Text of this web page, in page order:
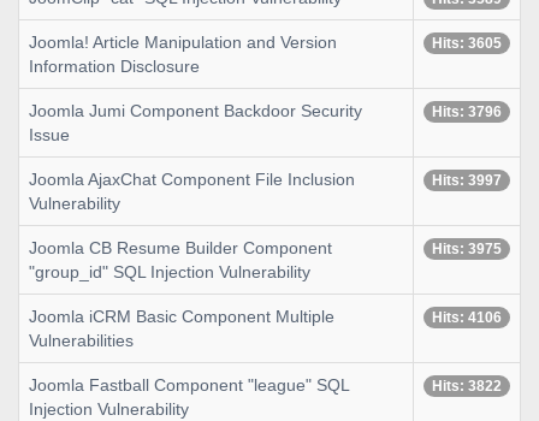
Joomla! Article Manipulation and Version
Information Disclosure
Hits: 3605
Joomla Jumi Component Backdoor Security
Issue
Hits: 3796
Joomla AjaxChat Component File Inclusion
Vulnerability
Hits: 3997
Joomla CB Resume Builder Component
"group_id" SQL Injection Vulnerability
Hits: 3975
Joomla iCRM Basic Component Multiple
Vulnerabilities
Hits: 4106
Joomla Fastball Component "league" SQL
Injection Vulnerability
Hits: 3822